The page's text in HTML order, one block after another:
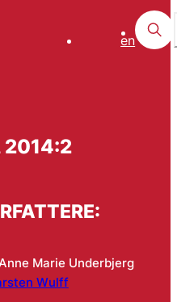
en
2014:2
Anne Marie Underbjerg
Wulff